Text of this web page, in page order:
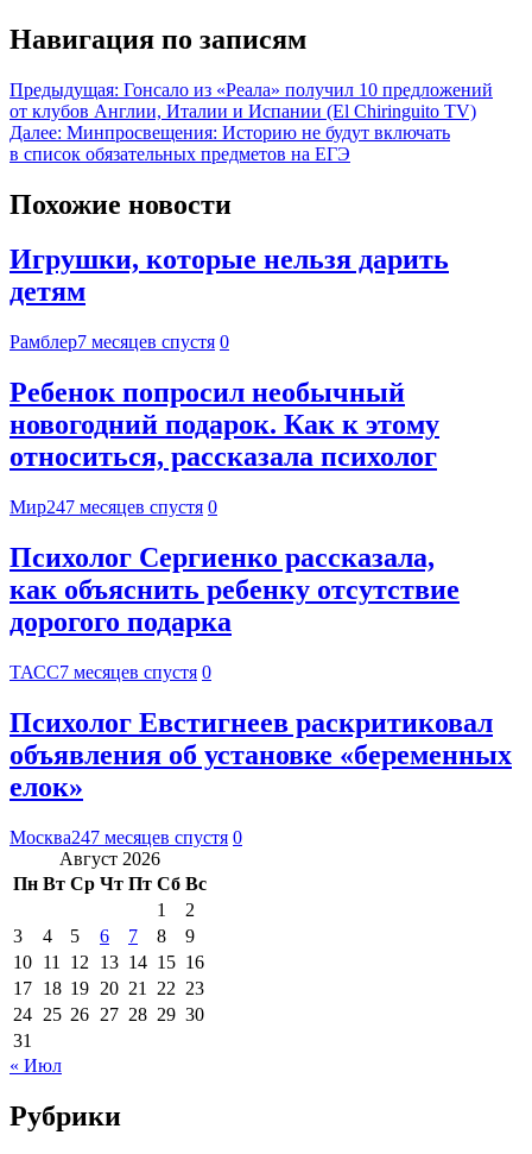
Навигация по записям
Предыдущая: Гонсало из «Реала» получил 10 предложений
от клубов Англии, Италии и Испании (El Chiringuito TV)
Далее: Минпросвещения: Историю не будут включать
в список обязательных предметов на ЕГЭ
Похожие новости
Игрушки, которые нельзя дарить
детям
Рамблер7 месяцев спустя 0
Ребенок попросил необычный
новогодний подарок. Как к этому
относиться, рассказала психолог
Мир247 месяцев спустя 0
Психолог Сергиенко рассказала,
как объяснить ребенку отсутствие
дорогого подарка
ТАСС7 месяцев спустя 0
Психолог Евстигнеев раскритиковал
объявления об установке «беременных
елок»
Москва247 месяцев спустя 0
Август 2026
Пн Вт Ср Чт Пт Сб Вс
1
2
3
4 5 6 7 8
9
10 11 12 13 14 15 16
17 18 19 20 21 22 23
24 25 26 27 28 29 30
31
« Июл
Рубрики